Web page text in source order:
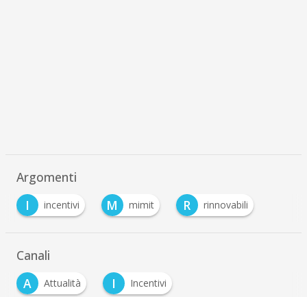
Argomenti
I
incentivi M mimit R rinnovabili
Canali
A
Attualità I Incentivi